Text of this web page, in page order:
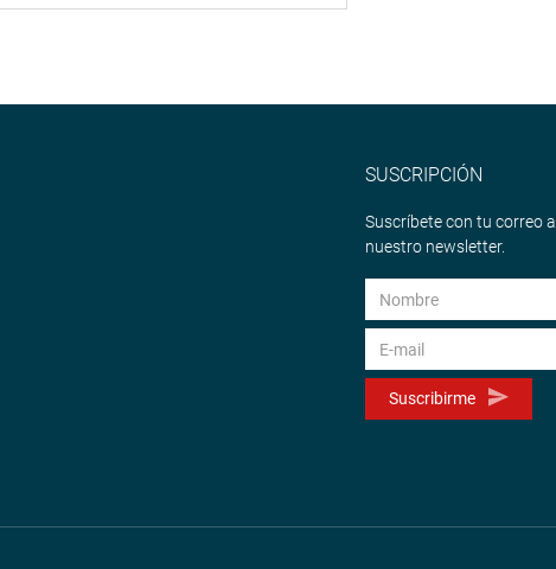
SUSCRIPCIÓN
Suscríbete con tu correo a
nuestro newsletter.
Suscribirme